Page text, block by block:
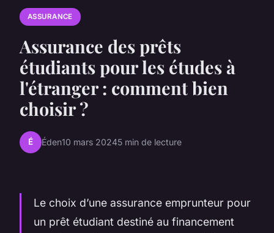
ASSURANCE
Assurance des prêts
étudiants pour les études à
l'étranger : comment bien
choisir ?
É Éden10 mars 20245 min de lecture
Le choix d’une assurance emprunteur pour
un prêt étudiant destiné au financement